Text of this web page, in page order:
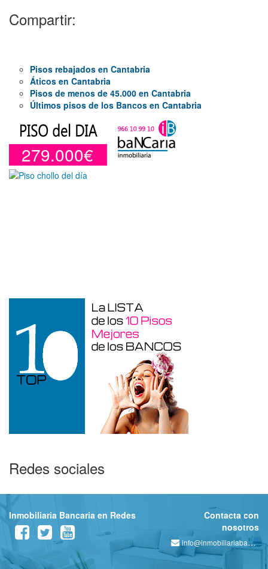
Compartir:
Pisos rebajados en Cantabria
Áticos en Cantabria
Pisos de menos de 45.000 en Cantabria
Últimos pisos de los Bancos en Cantabria
279.000€
Redes sociales
Inmobiliaria Bancaria en Redes
Contacta con
nosotros
info@inmobiliariabancaria.com